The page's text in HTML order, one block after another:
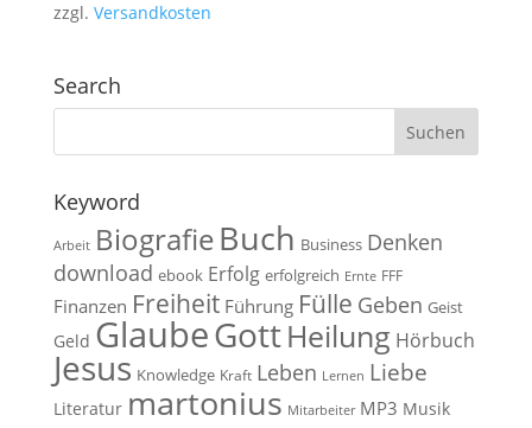
zzgl. Versandkosten
Search
Keyword
Arbeit BiografieBuch Business Denken
download ebook Erfolg erfolgreich Ernte FFF
Finanzen Freiheit Führung Fülle Geben Geist
Geld GlaubeGottHeilung Hörbuch
Jesus Knowledge Kraft Leben Lernen Liebe
Literatur martonius Mitarbeiter MP3 Musik